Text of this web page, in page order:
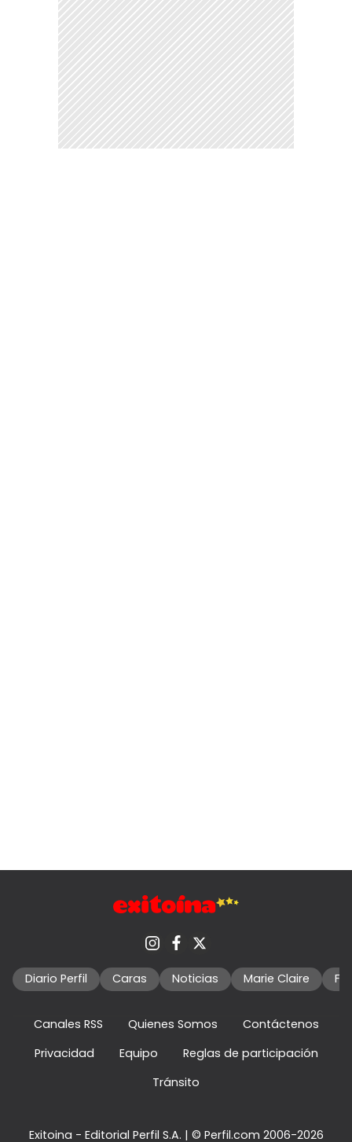
Diario Perfil Caras Noticias Marie Claire
Canales RSS Quienes Somos
Contáctenos
Privacidad
Equipo
Reglas de participación
Tránsito
Exitoina - Editorial Perfil S.A. | © Perfil.com 2006-2026